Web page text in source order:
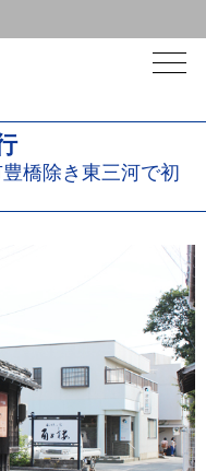
橋除き東三河で初